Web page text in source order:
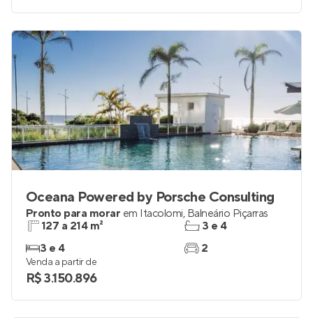
Oceana Powered by Porsche Consulting
Pronto para morar em Itacolomi, Balneário Piçarras
127 a 214 m²
3 e 4
3 e 4
2
Venda a partir de
R$ 3.150.896